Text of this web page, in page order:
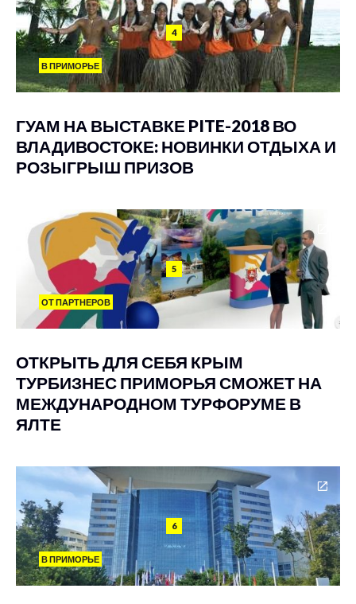
4
В ПРИМОРЬЕ
ГУАМ НА ВЫСТАВКЕ PITE-2018 ВО
ВЛАДИВОСТОКЕ: НОВИНКИ ОТДЫХА И
РОЗЫГРЫШ ПРИЗОВ
5
ОТ ПАРТНЕРОВ
ОТКРЫТЬ ДЛЯ СЕБЯ КРЫМ
ТУРБИЗНЕС ПРИМОРЬЯ СМОЖЕТ НА
МЕЖДУНАРОДНОМ ТУРФОРУМЕ В
ЯЛТЕ
6
В ПРИМОРЬЕ